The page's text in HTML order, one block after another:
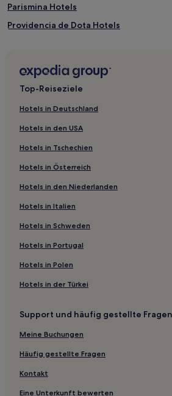
Parismina Hotels
Providencia de Dota Hotels
Mogote de Bagaces Hotels
Ferienwohnungen in Playa Langosta
Günstige in Escazu
Familien in Brasilito
Santa Ana Hotels
Hütten in Drake Bay
Puerto Moin Hotels
Dominical Hotels
Villen in Jacó
Aparthotels in Jacó
Jacó Hotels
Günstige in Quepos
Quepos Hotels
Santa Elena Hotels
Boca Tapada Hotels
Top-Reiseziele
Hotels in Deutschland
Hotels in den USA
Hotels in Tschechien
Hotels in Österreich
Hotels in den Niederlanden
Hotels in Italien
Hotels in Schweden
Hotels in Portugal
Hotels in Polen
Hotels in der Türkei
Support und häufig gestellte Fragen
Meine Buchungen
Häufig gestellte Fragen
Kontakt
Eine Unterkunft bewerten